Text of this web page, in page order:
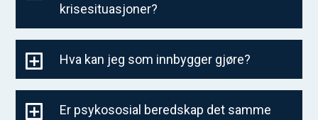
krisesituasjoner?
Hva kan jeg som innbygger gjøre?
Er psykososial beredskap det samme